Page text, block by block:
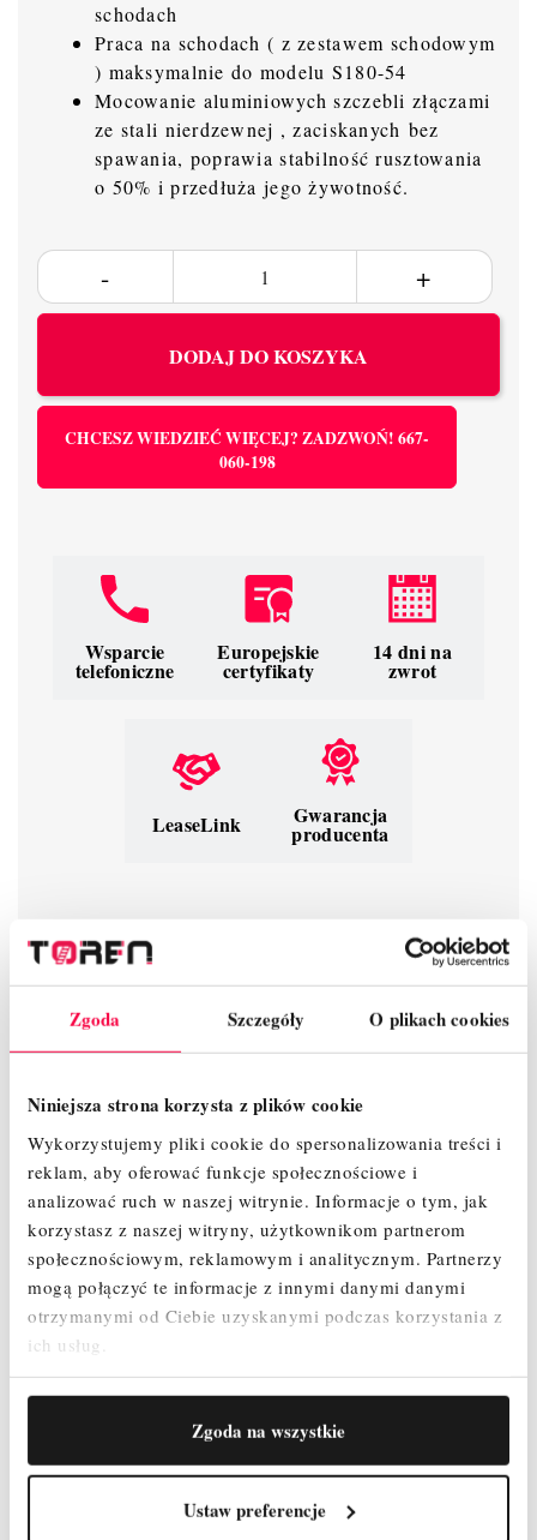
Zgoda Szczegóły O plikach cookies
Niniejsza strona korzysta z plików cookie
Wykorzystujemy pliki cookie do spersonalizowania treści i
reklam, aby oferować funkcje społecznościowe i
analizować ruch w naszej witrynie. Informacje o tym, jak
korzystasz z naszej witryny, użytkownikom partnerom
społecznościowym, reklamowym i analitycznym. Partnerzy
mogą połączyć te informacje z innymi danymi danymi
otrzymanymi od Ciebie uzyskanymi podczas korzystania z
ich usług.
Zgoda na wszystkie
Ustaw preferencje
schodach
Praca na schodach ( z zestawem schodowym
) maksymalnie do modelu S180-54
Mocowanie aluminiowych szczebli złączami
ze stali nierdzewnej , zaciskanych bez
spawania, poprawia stabilność rusztowania
o 50% i przedłuża jego żywotność.
DODAJ DO KOSZYKA
CHCESZ WIEDZIEĆ WIĘCEJ? ZADZWOŃ! 667-
060-198
Wsparcie
telefoniczne
Europejskie
certyfikaty
14 dni na
zwrot
LeaseLink Gwarancja
producenta
OPIS
SZCZEGÓŁY PRODUKTU
ZAŁĄCZNIKI
Wykaz elementów :